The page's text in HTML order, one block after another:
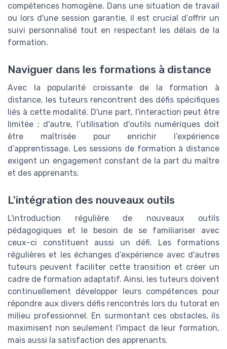
compétences homogène. Dans une situation de travail
ou lors d'une session garantie, il est crucial d’offrir un
suivi personnalisé tout en respectant les délais de la
formation.
Naviguer dans les formations à distance
Avec la popularité croissante de la formation à
distance, les tuteurs rencontrent des défis spécifiques
liés à cette modalité. D'une part, l'interaction peut être
limitée ; d'autre, l’utilisation d'outils numériques doit
être maîtrisée pour enrichir l’expérience
d’apprentissage. Les sessions de formation à distance
exigent un engagement constant de la part du maître
et des apprenants.
L'intégration des nouveaux outils
L'introduction régulière de nouveaux outils
pédagogiques et le besoin de se familiariser avec
ceux-ci constituent aussi un défi. Les formations
régulières et les échanges d’expérience avec d'autres
tuteurs peuvent faciliter cette transition et créer un
cadre de formation adaptatif. Ainsi, les tuteurs doivent
continuellement développer leurs compétences pour
répondre aux divers défis rencontrés lors du tutorat en
milieu professionnel. En surmontant ces obstacles, ils
maximisent non seulement l'impact de leur formation,
mais aussi la satisfaction des apprenants.